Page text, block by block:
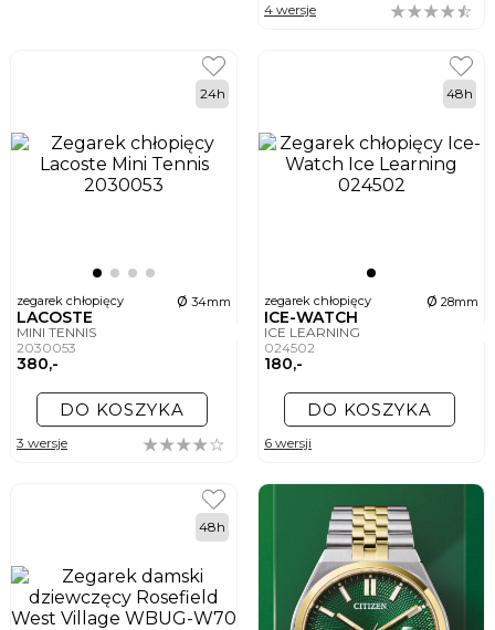
4 wersje
zegarek chłopięcy ø 34mm
LACOSTE
MINI TENNIS
2030053
380,-
24h
DO KOSZYKA
3 wersje
zegarek chłopięcy ø 28mm
ICE-WATCH
ICE LEARNING
024502
180,-
48h
DO KOSZYKA
6 wersji
48h